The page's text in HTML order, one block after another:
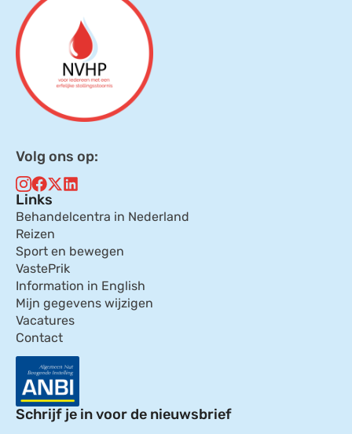
Volg ons op:
Links
Behandelcentra in Nederland
Reizen
Sport en bewegen
VastePrik
Information in English
Mijn gegevens wijzigen
Vacatures
Contact
Schrijf je in voor de nieuwsbrief